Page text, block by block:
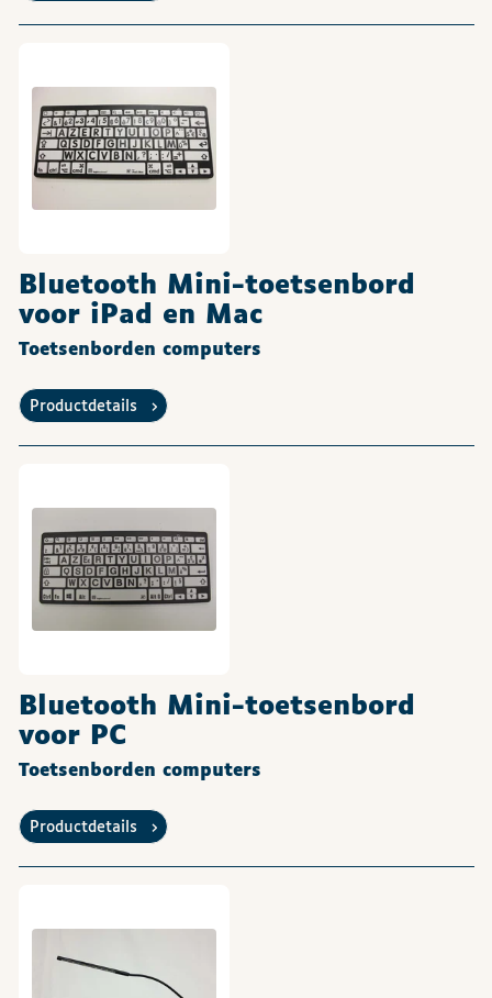
Bluetooth Mini-toetsenbord
voor iPad en Mac
Toetsenborden computers
Productdetails
Bluetooth Mini-toetsenbord
voor PC
Toetsenborden computers
Productdetails